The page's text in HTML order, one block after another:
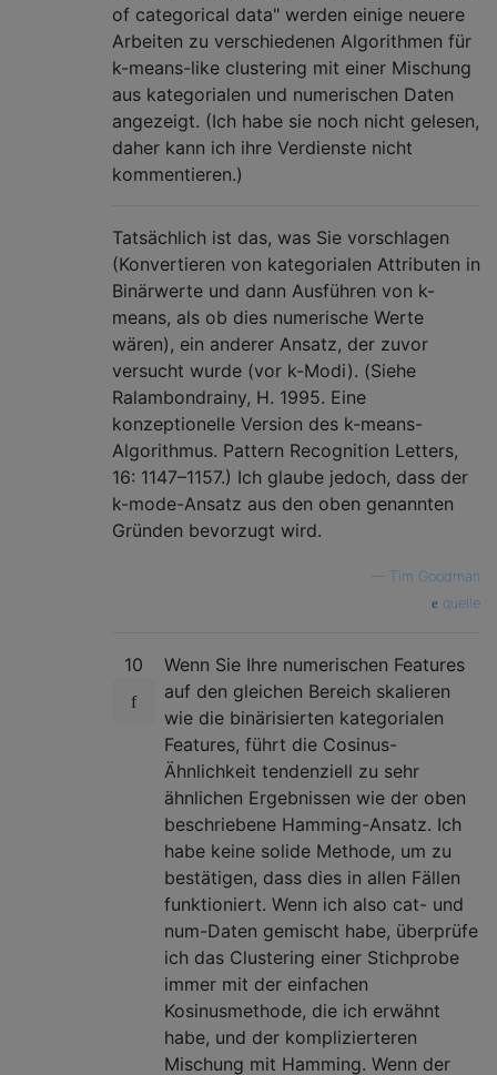
of categorical data" werden einige neuere
Arbeiten zu verschiedenen Algorithmen für
k-means-like clustering mit einer Mischung
aus kategorialen und numerischen Daten
angezeigt. (Ich habe sie noch nicht gelesen,
daher kann ich ihre Verdienste nicht
kommentieren.)
Tatsächlich ist das, was Sie vorschlagen
(Konvertieren von kategorialen Attributen in
Binärwerte und dann Ausführen von k-
means, als ob dies numerische Werte
wären), ein anderer Ansatz, der zuvor
versucht wurde (vor k-Modi). (Siehe
Ralambondrainy, H. 1995. Eine
konzeptionelle Version des k-means-
Algorithmus. Pattern Recognition Letters,
16: 1147–1157.) Ich glaube jedoch, dass der
k-mode-Ansatz aus den oben genannten
Gründen bevorzugt wird.
Tim Goodman
quelle
10
Wenn Sie Ihre numerischen Features
auf den gleichen Bereich skalieren
wie die binärisierten kategorialen
Features, führt die Cosinus-
Ähnlichkeit tendenziell zu sehr
ähnlichen Ergebnissen wie der oben
beschriebene Hamming-Ansatz. Ich
habe keine solide Methode, um zu
bestätigen, dass dies in allen Fällen
funktioniert. Wenn ich also cat- und
num-Daten gemischt habe, überprüfe
ich das Clustering einer Stichprobe
immer mit der einfachen
Kosinusmethode, die ich erwähnt
habe, und der komplizierteren
Mischung mit Hamming. Wenn der